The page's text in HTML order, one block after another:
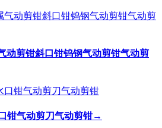
动剪钳斜口钳钨钢气动剪钳气动剪
钳气动剪刀气动剪钳→